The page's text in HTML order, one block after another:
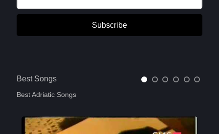
Subscribe
Best Songs
Best Adriatic Songs